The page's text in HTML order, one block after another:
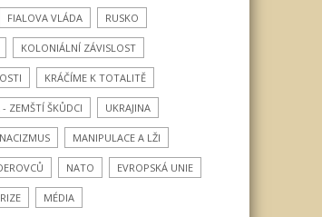
FIALOVA VLÁDA RUSKO
KOLONIÁLNÍ ZÁVISLOST
KRÁČÍME K TOTALITĚ
ZEMŠTÍ ŠKŮDCI UKRAJINA
MANIPULACE A LŽI
NATO EVROPSKÁ UNIE
MÉDIA